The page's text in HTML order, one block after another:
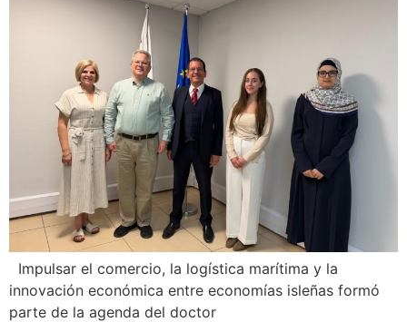
Impulsar el comercio, la logística marítima y la
innovación económica entre economías isleñas formó
parte de la agenda del doctor